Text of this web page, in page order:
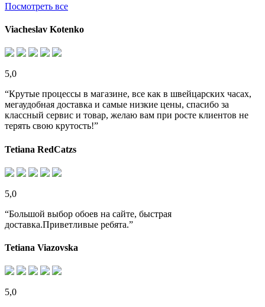
Посмотреть все
Viacheslav Kotenko
5,0
“Крутые процессы в магазине, все как в швейцарских часах,
мегаудобная доставка и самые низкие цены, спасибо за
классный сервис и товар, желаю вам при росте клиентов не
терять свою крутость!”
Tetiana RedCatzs
5,0
“Большой выбор обоев на сайте, быстрая
доставка.Приветливые ребята.”
Tetiana Viazovska
5,0